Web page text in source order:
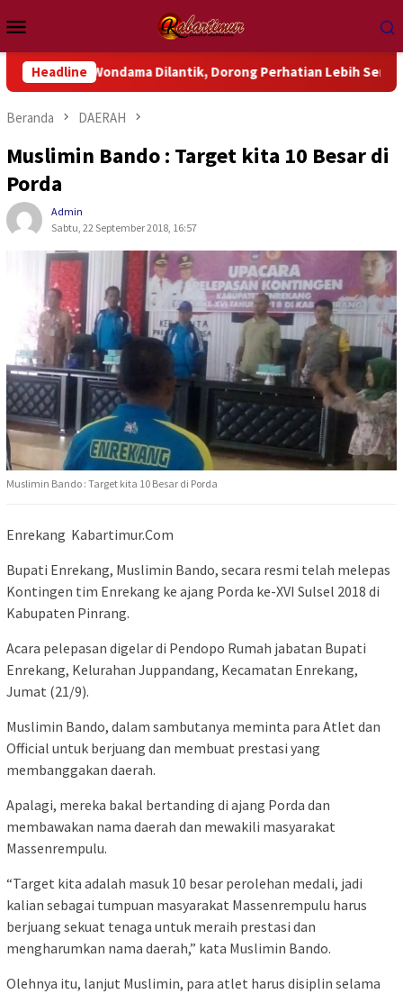
ke
kontenMobile
HeadlineDilantik, Dorong Perhatian Lebih Serius Terhadap Isu
Beranda DAERAH
Muslimin Bando : Target kita 10 Besar di
Porda
Admin
Sabtu, 22 September 2018, 16:57
Muslimin Bando : Target kita 10 Besar di Porda
Enrekang Kabartimur.Com
Bupati Enrekang, Muslimin Bando, secara resmi telah melepas
Kontingen tim Enrekang ke ajang Porda ke-XVI Sulsel 2018 di
Kabupaten Pinrang.
Acara pelepasan digelar di Pendopo Rumah jabatan Bupati
Enrekang, Kelurahan Juppandang, Kecamatan Enrekang,
Jumat (21/9).
Muslimin Bando, dalam sambutanya meminta para Atlet dan
Official untuk berjuang dan membuat prestasi yang
membanggakan daerah.
Apalagi, mereka bakal bertanding di ajang Porda dan
membawakan nama daerah dan mewakili masyarakat
Massenrempulu.
“Target kita adalah masuk 10 besar perolehan medali, jadi
kalian sebagai tumpuan masyarakat Massenrempulu harus
berjuang sekuat tenaga untuk meraih prestasi dan
mengharumkan nama daerah,” kata Muslimin Bando.
Olehnya itu, lanjut Muslimin, para atlet harus disiplin selama